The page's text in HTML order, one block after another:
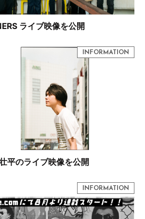
ライブ映像を公開
平のライブ映像を公開